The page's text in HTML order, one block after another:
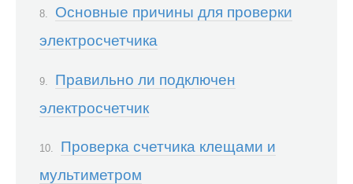
Основные причины для проверки
электросчетчика
Правильно ли подключен
электросчетчик
Проверка счетчика клещами и
мультиметром